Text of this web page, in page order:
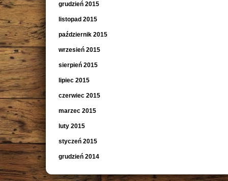
grudzień 2015
listopad 2015
październik 2015
wrzesień 2015
sierpień 2015
lipiec 2015
czerwiec 2015
marzec 2015
luty 2015
styczeń 2015
grudzień 2014